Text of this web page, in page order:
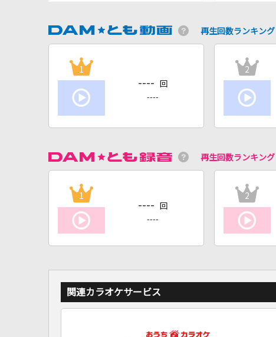
再生回数ランキング
1
---- 回
----
2
再生回数ランキング
1
---- 回
----
2
関連カラオケサービス